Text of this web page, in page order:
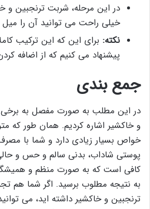
در این مرحله، شربت ترنجبین و
خیلی راحت می توانید آن را میل
نکته: برای این که این ترکیب
پیشنهاد می کنیم که از اضافه
جمع بندی
در این مطلب به صورت مفصل به
و خاکشیر اشاره کردیم. همان طور که
خواص بسیار زیادی دارد و شما با
پوستی شاداب، بدنی سالم و حس و
کافی است که به صورت منظم و
به نتیجه مطلوب برسید. اگر شما هم
ترنجبین و خاکشیر داشته اید، می